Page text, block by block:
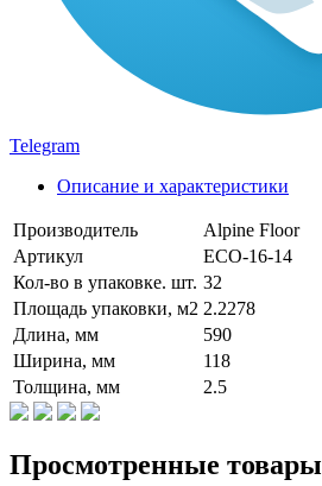
Telegram
Описание и характеристики
Производитель
Alpine Floor
Артикул
ECO-16-14
Кол-во в упаковке. шт. 32
Площадь упаковки, м2 2.2278
Длина, мм
590
Ширина, мм
118
Толщина, мм
2.5
Просмотренные товары